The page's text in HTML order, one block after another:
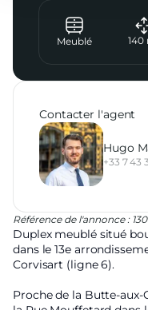
Référence de l'annonce :
Duplex meublé situé
dans le 13e
Corvisart (ligne 6).
Proche de la Butte-aux-
Meublé 140
Contacter l'agent
Hugo
+33 7 43